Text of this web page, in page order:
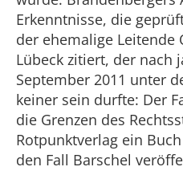
Erkenntnisse, die
der ehemalige Leitende
Lübeck zitiert, der nach
September 2011 unter
keiner sein durfte: Der
die Grenzen des
Rotpunktverlag ein
den Fall Barschel